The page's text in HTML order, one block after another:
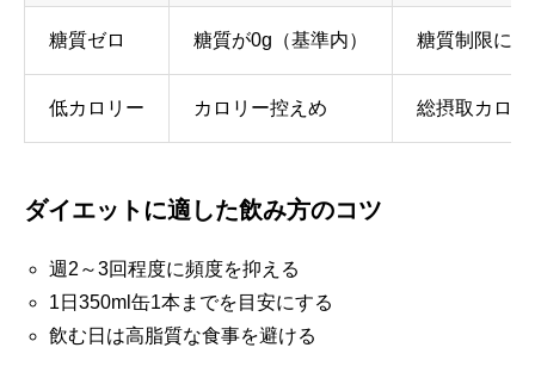
糖質ゼロ 糖質が0g（基準内） 糖質制限に最
低カロリー カロリー控えめ 総摂取カロ
ダイエットに適した飲み方のコツ
週2～3回程度に頻度を抑える
1日350ml缶1本までを目安にする
飲む日は高脂質な食事を避ける